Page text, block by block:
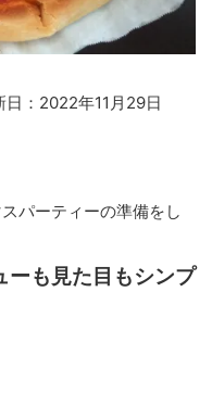
：2022年11月29日
パーティーの準備をし
ーも見た目もシンプ